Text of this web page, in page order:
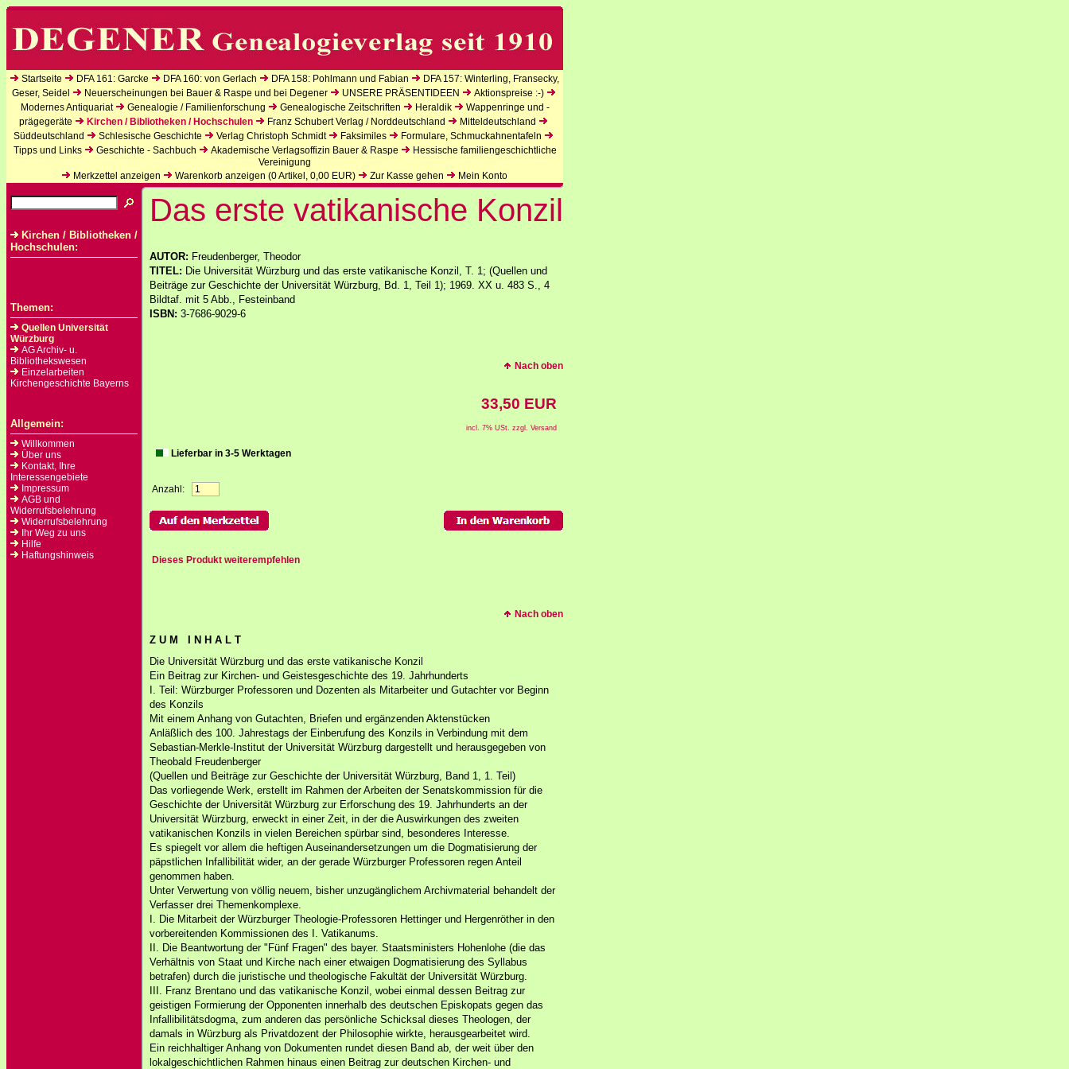
Startseite DFA 161: Garcke DFA 160: von Gerlach DFA 158: Pohlmann und Fabian
DFA 157: Winterling, Fransecky,
Geser, Seidel
Neuerscheinungen bei Bauer & Raspe und bei Degener UNSERE PRÄSENTIDEEN
Aktionspreise :-)
Modernes Antiquariat
Genealogie / Familienforschung Genealogische Zeitschriften Heraldik
Wappenringe und -
prägegeräte
Kirchen / Bibliotheken / Hochschulen Franz Schubert Verlag / Norddeutschland
Mitteldeutschland
Süddeutschland
Schlesische Geschichte Verlag Christoph Schmidt Faksimiles
Formulare, Schmuckahnentafeln
Tipps und Links
Geschichte - Sachbuch Akademische Verlagsoffizin Bauer & Raspe
Hessische familiengeschichtliche
Vereinigung
Merkzettel anzeigen
Warenkorb anzeigen (0Artikel, 0,00 EUR) Zur Kasse gehen Mein Konto
Kirchen / Bibliotheken /
Hochschulen:
Themen:
Quellen Universität
Würzburg
AG Archiv- u.
Bibliothekswesen
Einzelarbeiten
Kirchengeschichte Bayerns
Allgemein:
Willkommen
Über uns
Kontakt, Ihre
Interessengebiete
Impressum
AGB und
Widerrufsbelehrung
Widerrufsbelehrung
Ihr Weg zu uns
Hilfe
Haftungshinweis
Das erste vatikanische Konzil
AUTOR: Freudenberger, Theodor
TITEL: Die Universität Würzburg und das erste vatikanische Konzil, T. 1; (Quellen und
Beiträge zur Geschichte der Universität Würzburg, Bd. 1, Teil 1); 1969. XX u. 483 S., 4
Bildtaf. mit 5 Abb., Festeinband
ISBN: 3-7686-9029-6
Nach oben
33,50 EUR
incl. 7% USt. zzgl. Versand
Lieferbar in 3-5 Werktagen
Anzahl:
Dieses Produkt weiterempfehlen
Nach oben
Z U M I N H A L T
Die Universität Würzburg und das erste vatikanische Konzil
Ein Beitrag zur Kirchen- und Geistesgeschichte des 19. Jahrhunderts
I. Teil: Würzburger Professoren und Dozenten als Mitarbeiter und Gutachter vor Beginn
des Konzils
Mit einem Anhang von Gutachten, Briefen und ergänzenden Aktenstücken
Anläßlich des 100. Jahrestags der Einberufung des Konzils in Verbindung mit dem
Sebastian-Merkle-Institut der Universität Würzburg dargestellt und herausgegeben von
Theobald Freudenberger
(Quellen und Beiträge zur Geschichte der Universität Würzburg, Band 1, 1. Teil)
Das vorliegende Werk, erstellt im Rahmen der Arbeiten der Senatskommission für die
Geschichte der Universität Würzburg zur Erforschung des 19. Jahrhunderts an der
Universität Würzburg, erweckt in einer Zeit, in der die Auswirkungen des zweiten
vatikanischen Konzils in vielen Bereichen spürbar sind, besonderes Interesse.
Es spiegelt vor allem die heftigen Auseinandersetzungen um die Dogmatisierung der
päpstlichen Infallibilität wider, an der gerade Würzburger Professoren regen Anteil
genommen haben.
Unter Verwertung von völlig neuem, bisher unzugänglichem Archivmaterial behandelt der
Verfasser drei Themenkomplexe.
I. Die Mitarbeit der Würzburger Theologie-Professoren Hettinger und Hergenröther in den
vorbereitenden Kommissionen des I. Vatikanums.
II. Die Beantwortung der "Fünf Fragen" des bayer. Staatsministers Hohenlohe (die das
Verhältnis von Staat und Kirche nach einer etwaigen Dogmatisierung des Syllabus
betrafen) durch die juristische und theologische Fakultät der Universität Würzburg.
III. Franz Brentano und das vatikanische Konzil, wobei einmal dessen Beitrag zur
geistigen Formierung der Opponenten innerhalb des deutschen Episkopats gegen das
Infallibilitätsdogma, zum anderen das persönliche Schicksal dieses Theologen, der
damals in Würzburg als Privatdozent der Philosophie wirkte, herausgearbeitet wird.
Ein reichhaltiger Anhang von Dokumenten rundet diesen Band ab, der weit über den
lokalgeschichtlichen Rahmen hinaus einen Beitrag zur deutschen Kirchen- und